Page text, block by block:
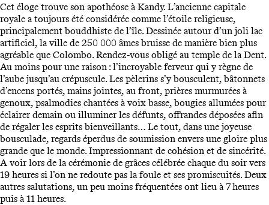
Cet éloge trouve son apothéose à Kandy. L’ancienne capitale
royale a toujours été considérée comme l’étoile religieuse,
principalement bouddhiste de l’île. Dessinée autour d’un joli lac
artificiel, la ville de 250 000 âmes bruisse de manière bien plus
agréable que Colombo. Rendez-vous obligé au temple de la Dent.
Au moins pour une raison : l’incroyable ferveur qui y règne de
l’aube jusqu’au crépuscule. Les pèlerins s’y bousculent, bâtonnets
d’encens portés, mains jointes, au front, prières murmurées à
genoux, psalmodies chantées à voix basse, bougies allumées pour
éclairer demain ou illuminer les défunts, offrandes déposées afin
de régaler les esprits bienveillants… Le tout, dans une joyeuse
bousculade, regards éperdus de soumission envers une gloire plus
grande que le monde. Impressionnant de cohésion et de sincérité.
A voir lors de la cérémonie de grâces célébrée chaque du soir vers
19 heures si l’on ne redoute pas la foule et ses promiscuités. Deux
autres salutations, un peu moins fréquentées ont lieu à 7 heures
puis à 11 heures.